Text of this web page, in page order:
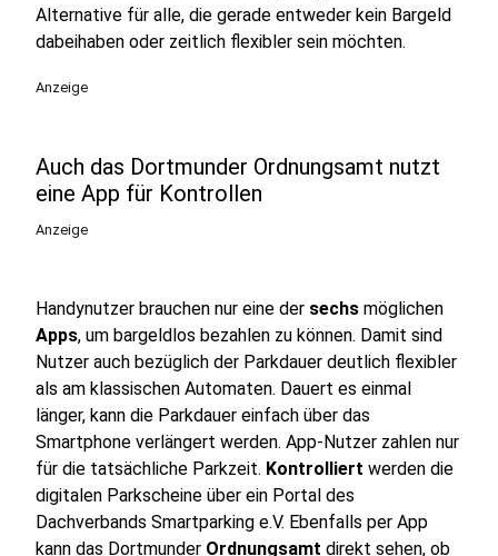
Alternative für alle, die gerade entweder kein Bargeld
dabeihaben oder zeitlich flexibler sein möchten.
Anzeige
Auch das Dortmunder Ordnungsamt nutzt
eine App für Kontrollen
Anzeige
Handynutzer brauchen nur eine der sechs möglichen
Apps, um bargeldlos bezahlen zu können. Damit sind
Nutzer auch bezüglich der Parkdauer deutlich flexibler
als am klassischen Automaten. Dauert es einmal
länger, kann die Parkdauer einfach über das
Smartphone verlängert werden. App-Nutzer zahlen nur
für die tatsächliche Parkzeit. Kontrolliert werden die
digitalen Parkscheine über ein Portal des
Dachverbands Smartparking e.V. Ebenfalls per App
kann das Dortmunder Ordnungsamt direkt sehen, ob